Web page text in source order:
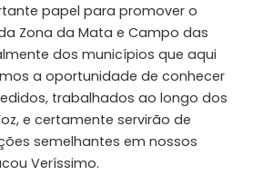
papel para promover o
Zona da Mata e Campo das
dos municípios que aqui
a oportunidade de conhecer
trabalhados ao longo dos
e certamente servirão de
semelhantes em nossos
Veríssimo.